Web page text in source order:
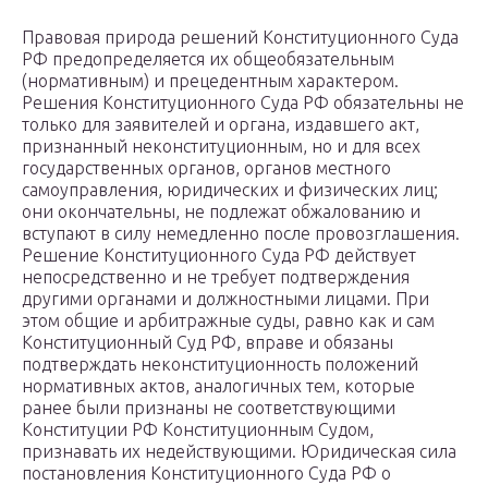
Правовая природа решений Конституционного Суда
РФ предопределяется их общеобязательным
(нормативным) и прецедентным характером.
Решения Конституционного Суда РФ обязательны не
только для заявителей и органа, издавшего акт,
признанный неконституционным, но и для всех
государственных органов, органов местного
самоуправления, юридических и физических лиц;
они окончательны, не подлежат обжалованию и
вступают в силу немедленно после провозглашения.
Решение Конституционного Суда РФ действует
непосредственно и не требует подтверждения
другими органами и должностными лицами. При
этом общие и арбитражные суды, равно как и сам
Конституционный Суд РФ, вправе и обязаны
подтверждать неконституционность положений
нормативных актов, аналогичных тем, которые
ранее были признаны не соответствующими
Конституции РФ Конституционным Судом,
признавать их недействующими. Юридическая сила
постановления Конституционного Суда РФ о